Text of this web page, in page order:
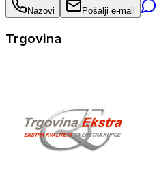
Nazovi Pošalji e-mail
Trgovina